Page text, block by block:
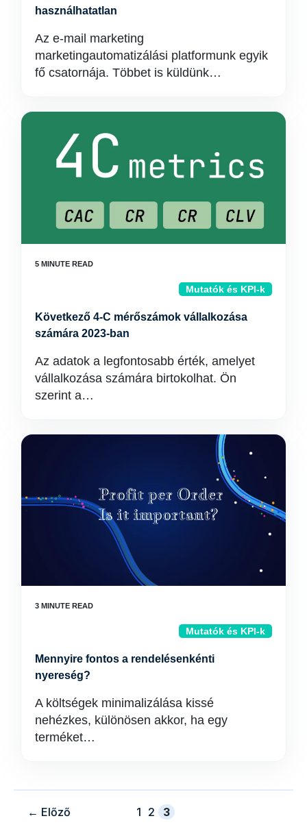
használhatatlan
Az e-mail marketing
marketingautomatizálási platformunk egyik
fő csatornája. Többet is küldünk…
Mutatók és KPI-k
Következő 4-C mérőszámok vállalkozása
számára 2023-ban
Az adatok a legfontosabb érték, amelyet
vállalkozása számára birtokolhat. Ön
szerint a…
Mutatók és KPI-k
Mennyire fontos a rendelésenkénti
nyereség?
A költségek minimalizálása kissé
nehézkes, különösen akkor, ha egy
terméket…
← Előző oldal
1 oldal
2 oldal
3